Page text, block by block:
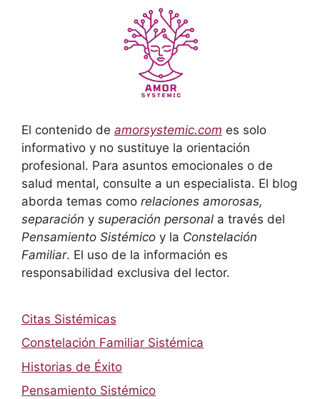
El contenido de amorsystemic.com es solo
informativo y no sustituye la orientación
profesional. Para asuntos emocionales o de
salud mental, consulte a un especialista. El blog
aborda temas como relaciones amorosas,
separación y superación personal a través del
Pensamiento Sistémico y la Constelación
Familiar. El uso de la información es
responsabilidad exclusiva del lector.
Citas Sistémicas
Constelación Familiar Sistémica
Historias de Éxito
Pensamiento Sistémico